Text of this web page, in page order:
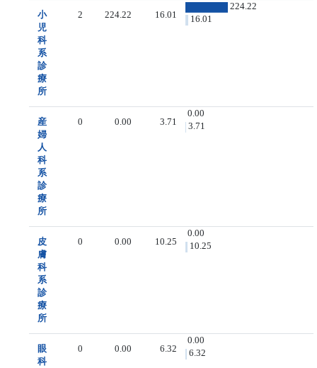
小
児
科
系
診
療
所
2 224.22 16.01
224.22
16.01
産
婦
人
科
系
診
療
所
0 0.00 3.71
0.00
3.71
皮
膚
科
系
診
療
所
0 0.00 10.25
0.00
10.25
眼
科
0 0.00 6.32
0.00
6.32